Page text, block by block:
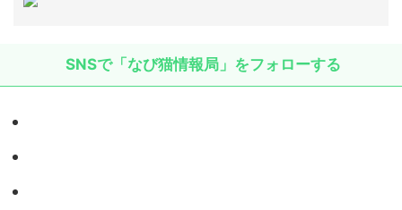
SNSで「なび猫情報局」をフォローする